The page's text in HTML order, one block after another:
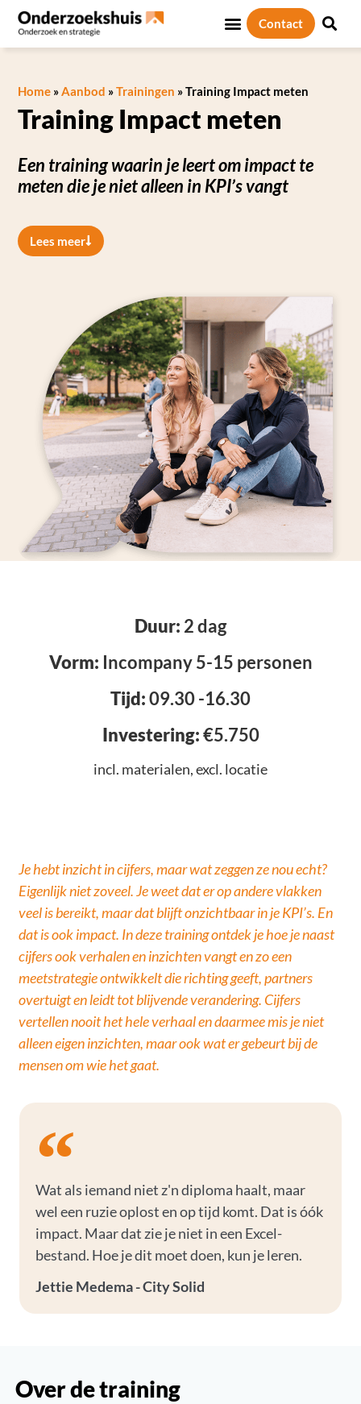
Contact
Home »Aanbod »Trainingen »Training Impact meten
Training Impact meten
Een training waarin je leert om impact te
meten die je niet alleen in KPI’s vangt
Lees meer
Duur: 2 dag
Vorm: Incompany 5-15 personen
Tijd:09.30 -16.30
Investering:€5.750
incl. materialen, excl. locatie
Je hebt inzicht in cijfers, maar wat zeggen ze nou echt?
Eigenlijk niet zoveel. Je weet dat er op andere vlakken
veel is bereikt, maar dat blijft onzichtbaar in je KPI’s. En
dat is ook impact. In deze training ontdek je hoe je naast
cijfers ook verhalen en inzichten vangt en zo een
meetstrategie ontwikkelt die richting geeft, partners
overtuigt en leidt tot blijvende verandering. Cijfers
vertellen nooit het hele verhaal en daarmee mis je niet
alleen eigen inzichten, maar ook wat er gebeurt bij de
mensen om wie het gaat.
Wat als iemand niet z'n diploma haalt, maar
wel een ruzie oplost en op tijd komt. Dat is óók
impact. Maar dat zie je niet in een Excel-
bestand. Hoe je dit moet doen, kun je leren.
Jettie Medema - City Solid
Over de training